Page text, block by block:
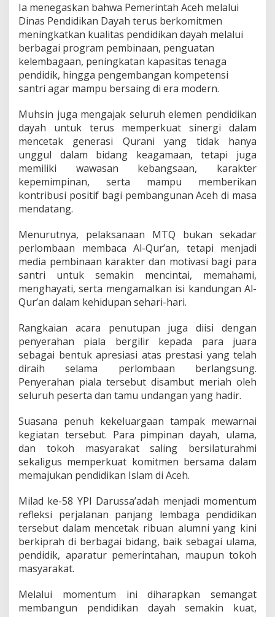
Ia menegaskan bahwa Pemerintah Aceh melalui
Dinas Pendidikan Dayah terus berkomitmen
meningkatkan kualitas pendidikan dayah melalui
berbagai program pembinaan, penguatan
kelembagaan, peningkatan kapasitas tenaga
pendidik, hingga pengembangan kompetensi
santri agar mampu bersaing di era modern.
Muhsin juga mengajak seluruh elemen pendidikan
dayah untuk terus memperkuat sinergi dalam
mencetak generasi Qurani yang tidak hanya
unggul dalam bidang keagamaan, tetapi juga
memiliki wawasan kebangsaan, karakter
kepemimpinan, serta mampu memberikan
kontribusi positif bagi pembangunan Aceh di masa
mendatang.
Menurutnya, pelaksanaan MTQ bukan sekadar
perlombaan membaca Al-Qur’an, tetapi menjadi
media pembinaan karakter dan motivasi bagi para
santri untuk semakin mencintai, memahami,
menghayati, serta mengamalkan isi kandungan Al-
Qur’an dalam kehidupan sehari-hari.
Rangkaian acara penutupan juga diisi dengan
penyerahan piala bergilir kepada para juara
sebagai bentuk apresiasi atas prestasi yang telah
diraih selama perlombaan berlangsung.
Penyerahan piala tersebut disambut meriah oleh
seluruh peserta dan tamu undangan yang hadir.
Suasana penuh kekeluargaan tampak mewarnai
kegiatan tersebut. Para pimpinan dayah, ulama,
dan tokoh masyarakat saling bersilaturahmi
sekaligus memperkuat komitmen bersama dalam
memajukan pendidikan Islam di Aceh.
Milad ke-58 YPI Darussa’adah menjadi momentum
refleksi perjalanan panjang lembaga pendidikan
tersebut dalam mencetak ribuan alumni yang kini
berkiprah di berbagai bidang, baik sebagai ulama,
pendidik, aparatur pemerintahan, maupun tokoh
masyarakat.
Melalui momentum ini diharapkan semangat
membangun pendidikan dayah semakin kuat,